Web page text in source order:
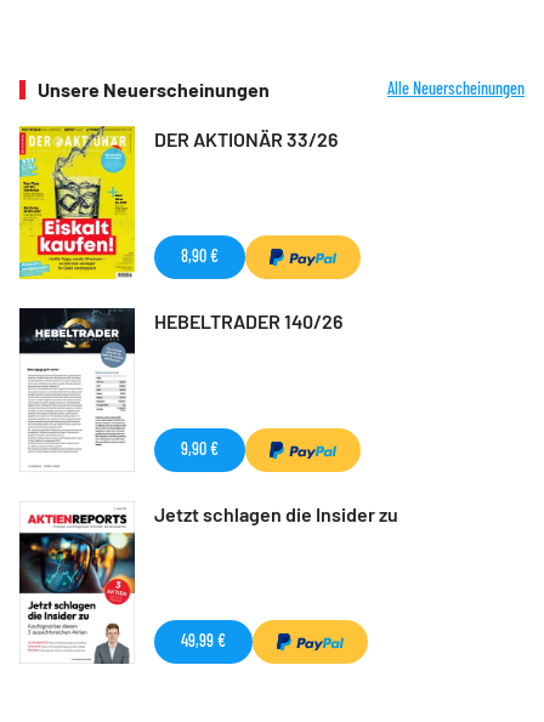
Unsere Neuerscheinungen Alle Neuerscheinungen
DER AKTIONÄR 33/26
8,90 €
HEBELTRADER 140/26
9,90 €
Jetzt schlagen die Insider zu
49,99 €